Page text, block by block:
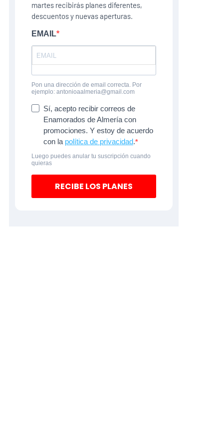
martes recibirás planes diferentes,
descuentos y nuevas aperturas.
EMAIL
Pon una dirección de email correcta. Por
ejemplo: antonioaalmeria@gmail.com
Sí, acepto recibir correos de
Enamorados de Almería con
promociones. Y estoy de acuerdo
con la política de privacidad.
Luego puedes anular tu suscripción cuando
quieras
RECIBE LOS PLANES